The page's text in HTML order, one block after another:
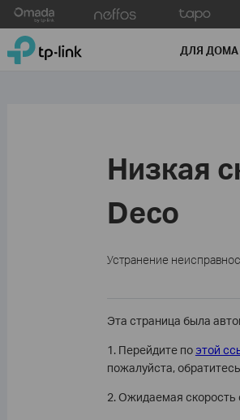
TP-Link, Reliably Smart ДЛЯ ДОМА
Низкая
Deco
Устранение
Эта страница была
1. Перейдите по этой
пожалуйста,
2. Ожидаемая скорость